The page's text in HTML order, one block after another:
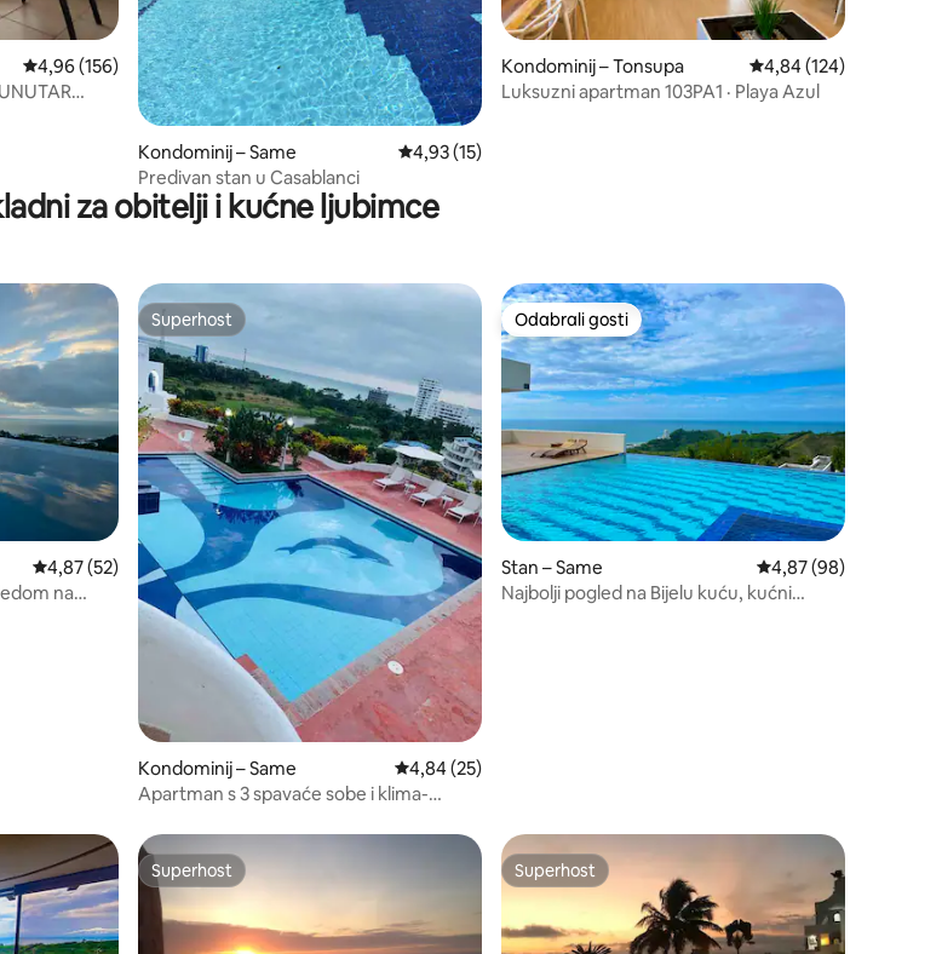
Prosječna ocjena: 4,96/5, recenzija: 156
4,96 (156)
Kondominij – Same Prosječna ocjena: 4,93/5, recenzija: 15
4,93 (15)
Predivan stan u Casablanci
Kondominij – Tonsupa Prosječna ocjena:
4,84 (124)
Luksuzni apartman 103PA1 · Playa Azul
za obitelji i kućne ljubimce
Prosječna ocjena: 4,87/5, recenzija: 52
4,87 (52)
na
Superhost
Superhost
Kondominij – Same Prosječna ocjena: 4,84/5, recenzija: 25
4,84 (25)
Apartman s 3 spavaće sobe i klima-
Odabrali gosti
Odabrali gosti
Stan – Same Prosječna ocjena:
4,87 (98)
Najbolji pogled na Bijelu kuću, kućni
Superhost
Superhost Superhost
Superhost